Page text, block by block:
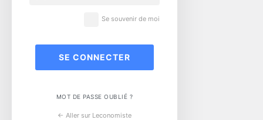
Se souvenir de moi
MOT DE PASSE OUBLIÉ ?
← Aller sur Leconomiste